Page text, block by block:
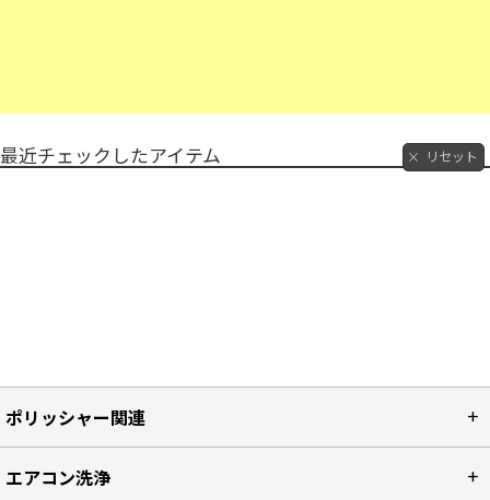
最近チェックしたアイテム リセット
ポリッシャー関連
エアコン洗浄